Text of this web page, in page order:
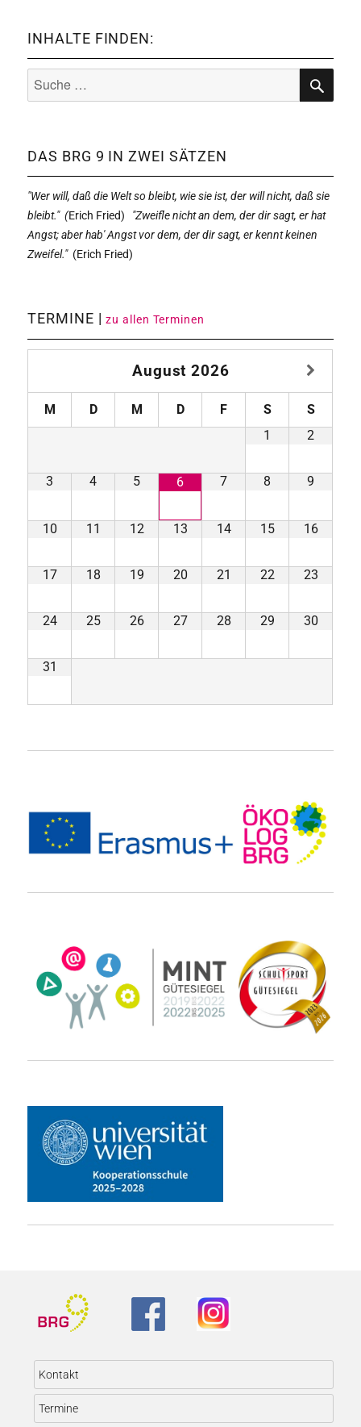
INHALTE FINDEN:
Suche
nach:
SUCHE
DAS BRG 9 IN ZWEI SÄTZEN
"Wer will, daß die Welt so bleibt, wie sie ist, der will nicht, daß sie
bleibt." (Erich Fried)
"Zweifle nicht an dem, der dir sagt, er hat
Angst; aber hab' Angst vor dem, der dir sagt, er kennt keinen
Zweifel."(Erich Fried)
TERMINE |zu allen Terminen
August 2026
M D M D F S
S
1
2
3 4 5 6 7 8 9
10 11 12 13 14 15 16
17 18 19 20 21 22 23
24 25 26 27 28 29 30
31
Kontakt
Termine